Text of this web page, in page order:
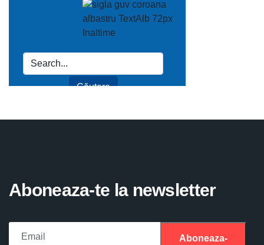
Aboneaza-te la newsletter
Aboneaza-